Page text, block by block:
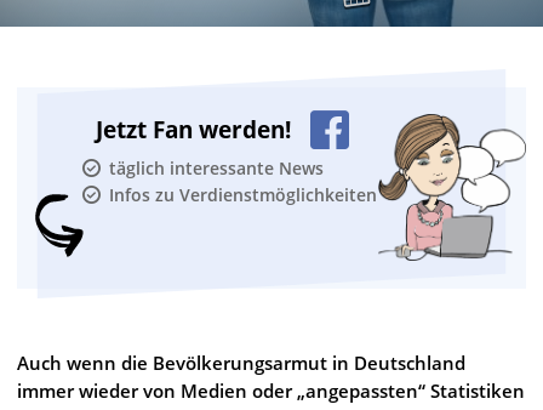
Jetzt Fan werden!
täglich interessante News
Infos zu Verdienstmöglichkeiten
Auch wenn die Bevölkerungsarmut in Deutschland
immer wieder von Medien oder „angepassten“ Statistiken